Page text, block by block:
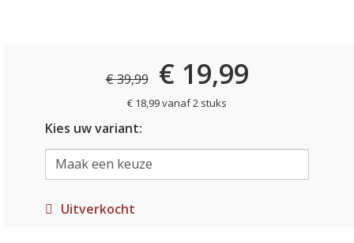
€ 39,99 € 19,99
€ 18,99 vanaf 2 stuks
Kies uw variant:
Uitverkocht